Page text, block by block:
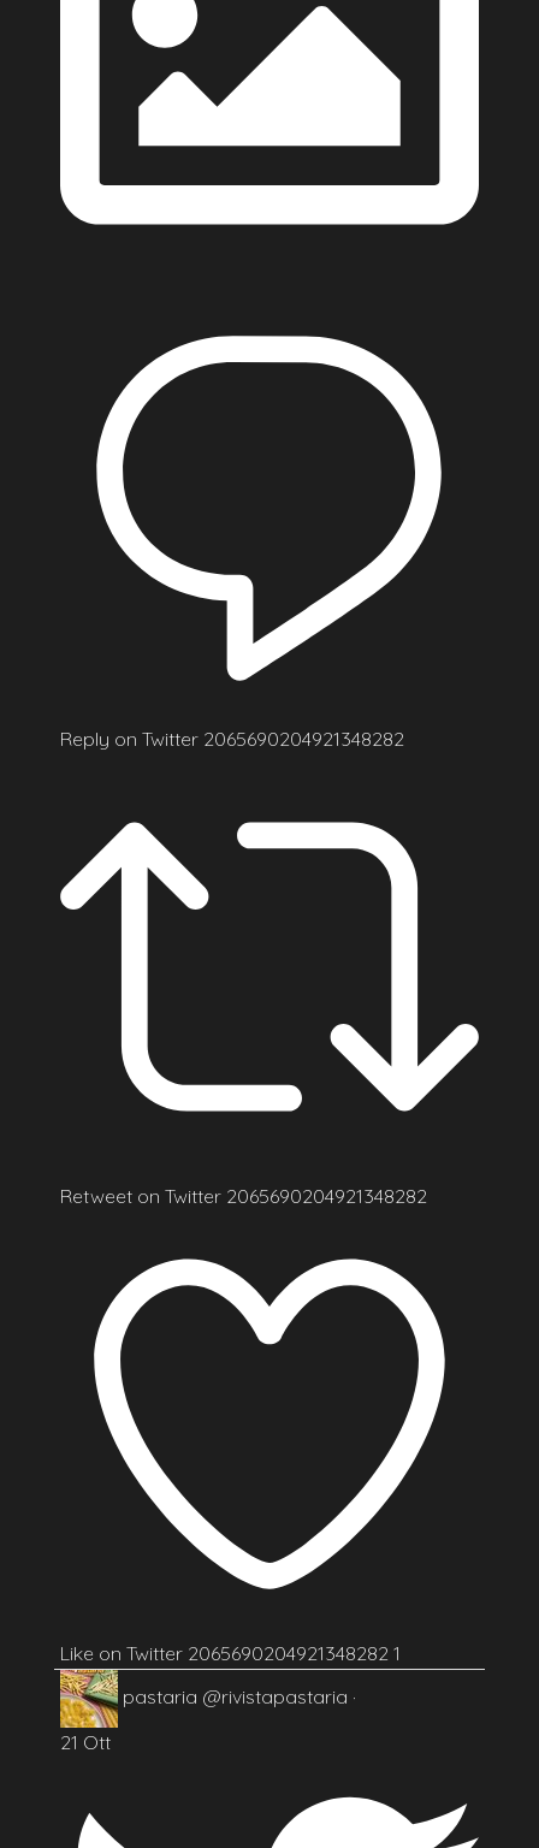
Reply on Twitter 2065690204921348282
Retweet on Twitter 2065690204921348282
Like on Twitter 2065690204921348282 1
pastaria @rivistapastaria ·
21 Ott